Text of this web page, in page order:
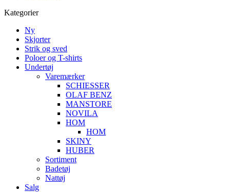
Kategorier
Ny
Skjorter
Strik og sved
Poloer og T-shirts
Undertøj
Varemærker
SCHIESSER
OLAF BENZ
MANSTORE
NOVILA
HOM
HOM
SKINY
HUBER
Sortiment
Badetøj
Nattøj
Salg